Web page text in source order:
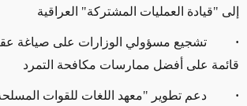
إلى "قيادة العمليات المشتركة" العراقية
· تشجيع مسؤولي الوزارات على صياغة
قائمة على أفضل ممارسات مكافحة التمرد
·
دعم تطوير "معهد اللغات للقوات